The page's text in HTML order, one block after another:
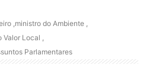
,ministro do Ambiente ,
Valor Local ,
Parlamentares